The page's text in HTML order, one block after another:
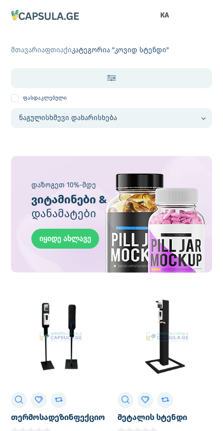
KA
მთავარიაფთიაქიკატეგორია "კოვიდ სტენდი"
ფასდაკლებული
დაზოგეთ 10%-მდე
ვიტამინები &
დანამატები
იყიდე ახლავე
თერმოსადეზინფექციო
მეტალის სტენდი